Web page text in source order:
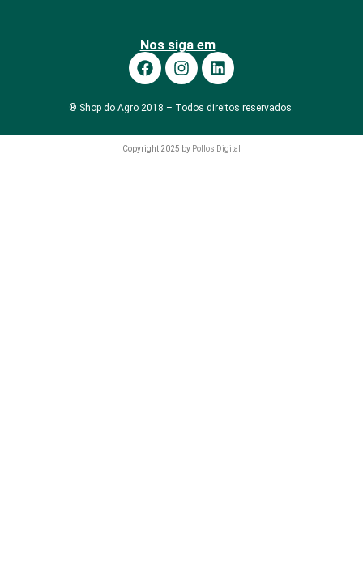
Nos siga em
® Shop do Agro 2018 – Todos direitos reservados.
Copyright 2025 by Pollos Digital